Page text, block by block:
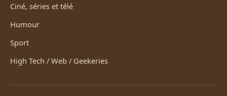
Ciné, séries et télé
Humour
Sport
High Tech / Web / Geekeries